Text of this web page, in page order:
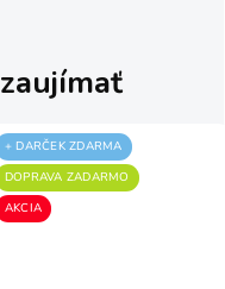
+ DARČEK ZDARMA
AKCIA
DOPRAVA ZADARMO